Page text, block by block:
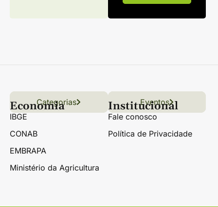
Links úteis
Conteúdo Grãos
Florestas Hortifrúti
Categorias Eventos
Economia
IBGE
CONAB
EMBRAPA
Ministério da Agricultura
Institucional
Fale conosco
Política de Privacidade